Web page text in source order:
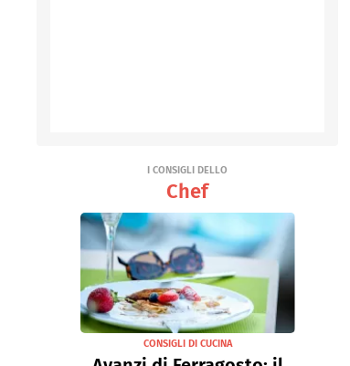
I CONSIGLI DELLO
Chef
CONSIGLI DI CUCINA